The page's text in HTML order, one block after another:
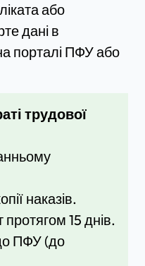
або
дані в
порталі ПФУ або
трудової
наказів.
15 днів.
ПФУ (до